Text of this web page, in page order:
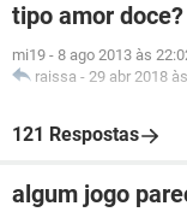
tipo amor doce?
mi19 - 8 ago 2013 às
raissa - 29 abr 2018
121 Respostas
algum jogo